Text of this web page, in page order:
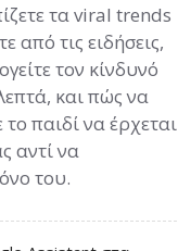
τα viral trends
από τις ειδήσεις,
τον κίνδυνό
και πώς να
το παιδί να έρχεται
αντί να
του.